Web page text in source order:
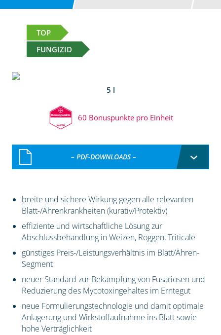
TOP
FUNGIZID
5 l
60 Bonuspunkte pro Einheit
– PDF-DOWNLOADS –
breite und sichere Wirkung gegen alle relevanten
Blatt-/Ährenkrankheiten (kurativ/Protektiv)
effiziente und wirtschaftliche Lösung zur
Abschlussbehandlung in Weizen, Roggen, Triticale
günstiges Preis-/Leistungsverhältnis im Blatt/Ähren-
Segment
neuer Standard zur Bekämpfung von Fusariosen und
Reduzierung des Mycotoxingehaltes im Erntegut
neue Formulierungstechnologie und damit optimale
Anlagerung und Wirkstoffaufnahme ins Blatt sowie
hohe Verträglichkeit